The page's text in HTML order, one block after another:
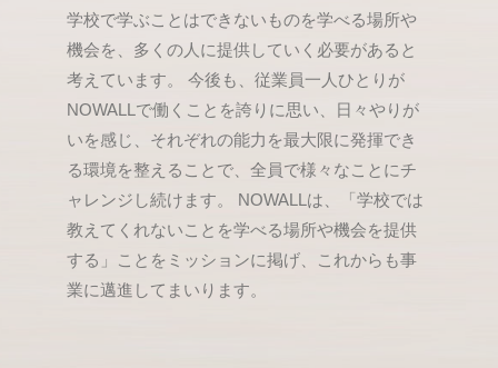
学校で学ぶことはできないものを学べる場所や
機会を、多くの人に提供していく必要があると
考えています。 今後も、従業員一人ひとりが
NOWALLで働くことを誇りに思い、日々やりが
いを感じ、それぞれの能力を最大限に発揮でき
る環境を整えることで、全員で様々なことにチ
ャレンジし続けます。 NOWALLは、「学校では
教えてくれないことを学べる場所や機会を提供
する」ことをミッションに掲げ、これからも事
業に邁進してまいります。